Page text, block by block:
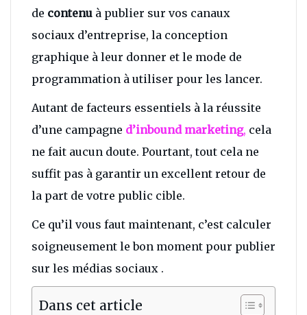
de contenu à publier sur vos canaux
sociaux d’entreprise, la conception
graphique à leur donner et le mode de
programmation à utiliser pour les lancer.
Autant de facteurs essentiels à la réussite
d’une campagne d’inbound marketing, cela
ne fait aucun doute. Pourtant, tout cela ne
suffit pas à garantir un excellent retour de
la part de votre public cible.
Ce qu’il vous faut maintenant, c’est calculer
soigneusement le bon moment pour publier
sur les médias sociaux .
Dans cet article